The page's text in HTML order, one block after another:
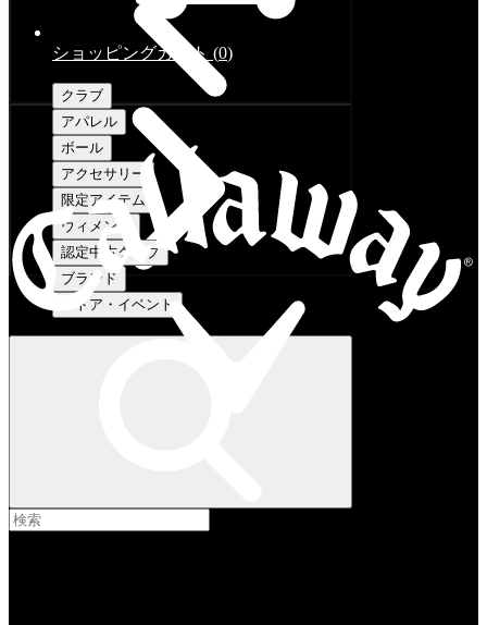
ショッピングカート (0)
クラブ
アパレル
ボール
アクセサリー
限定アイテム
ウィメンズ
認定中古クラブ
ブランド
ストア・イベント